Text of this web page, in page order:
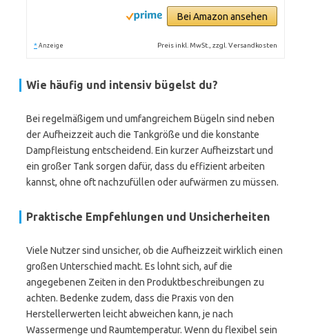
Bei Amazon ansehen
* Anzeige Preis inkl. MwSt., zzgl. Versandkosten
Wie häufig und intensiv bügelst du?
Bei regelmäßigem und umfangreichem Bügeln sind neben
der Aufheizzeit auch die Tankgröße und die konstante
Dampfleistung entscheidend. Ein kurzer Aufheizstart und
ein großer Tank sorgen dafür, dass du effizient arbeiten
kannst, ohne oft nachzufüllen oder aufwärmen zu müssen.
Praktische Empfehlungen und Unsicherheiten
Viele Nutzer sind unsicher, ob die Aufheizzeit wirklich einen
großen Unterschied macht. Es lohnt sich, auf die
angegebenen Zeiten in den Produktbeschreibungen zu
achten. Bedenke zudem, dass die Praxis von den
Herstellerwerten leicht abweichen kann, je nach
Wassermenge und Raumtemperatur. Wenn du flexibel sein